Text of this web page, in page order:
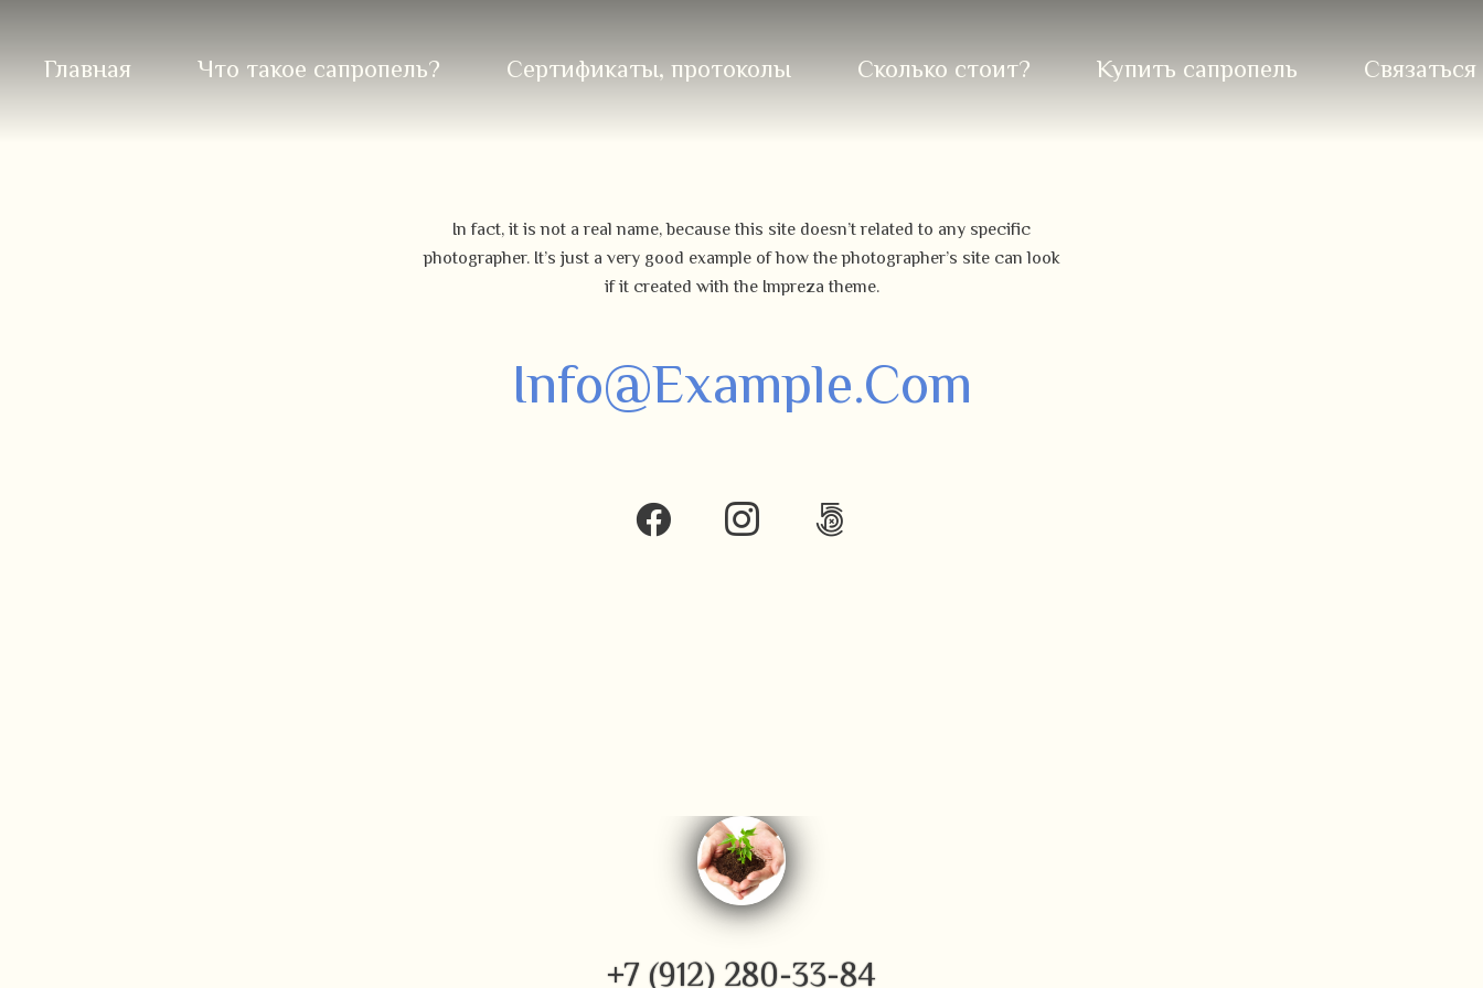
Главная Что такое сапропель? Сертификаты, протоколы Сколько стоит? Купить сапропель
In fact, it is not a real name, because this site doesn’t related to any specific
photographer. It’s just a very good example of how the photographer’s site can look
if it created with the Impreza theme.
Info@example.com
+7 (912) 280-33-84